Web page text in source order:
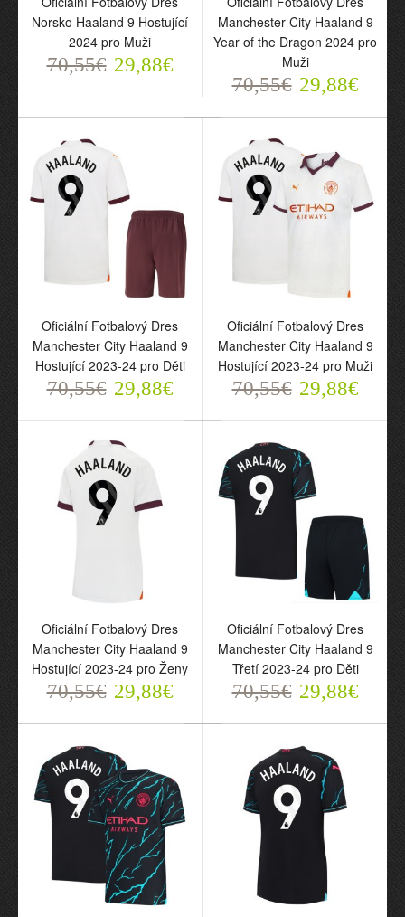
Oficiální Fotbalový Dres
Manchester City Haaland
9 Hostující 2024-25 pro
70,55€ 29,88€
Oficiální Fotbalový Dres
70,55€ 29,88€
Oficiální Fotbalový Dres
9 Domácí 2024-25 pro
70,55€
Oficiální Fotbalový Dres
Manchester City Haaland
9 Domácí 2024-25 pro
Děti
Oficiální Fotbalový Dres s
Dlouhý Rukáv
Oficiální Fotbalový Dres
Norsko Haaland 9
Norsko Haaland 9 Hostující
2024 pro Muži
70,55€ 29,88€
Manchester City Haaland 9
Year of the Dragon 2024 pro
Muži
70,55€ 29,88€
Oficiální Fotbalový Dres
Manchester City Haaland 9
Hostující 2023-24 pro Děti
70,55€ 29,88€
Oficiální Fotbalový Dres
Manchester City Haaland 9
Hostující 2023-24 pro Muži
70,55€ 29,88€
Oficiální Fotbalový Dres
Manchester City Haaland 9
Hostující 2023-24 pro Ženy
70,55€ 29,88€
Oficiální Fotbalový Dres
Manchester City Haaland 9
Třetí 2023-24 pro Děti
70,55€ 29,88€